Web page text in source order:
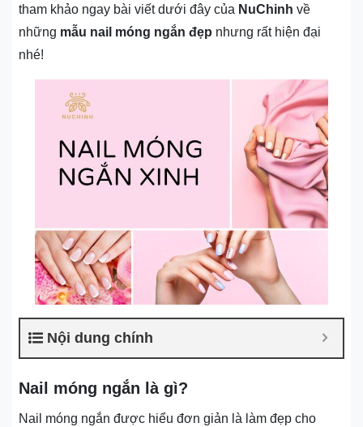
tham khảo ngay bài viết dưới đây của NuChinh về
những mẫu nail móng ngắn đẹp nhưng rất hiện đại
nhé!
Nội dung chính
Nail móng ngắn là gì?
Nail móng ngắn được hiểu đơn giản là làm đẹp cho